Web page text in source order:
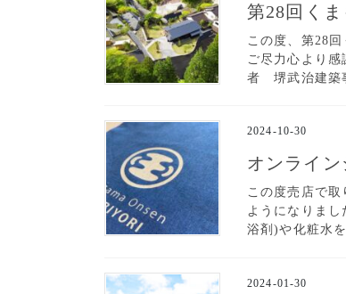
第28回く
この度、第28
ご尽力心より
者 堺武治建
2024-10-30
オンライ
この度売店で取
ようになりまし
浴剤)や化粧水
2024-01-30